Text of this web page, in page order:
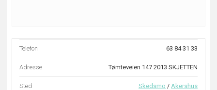
Telefon 63 84 31 33
Adresse Tømteveien 147 2013 SKJETTEN
Sted Skedsmo / Akershus